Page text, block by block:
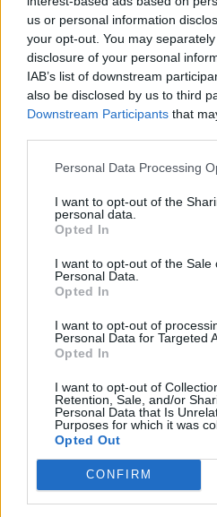
us or personal information
your opt-out. You may
disclosure of your personal
IAB’s list of downstream
also be disclosed by us to third
Downstream Participants that
Personal Data Processing
I want to opt-out of the
personal data.
Opted In
I want to opt-out of the Sale
Personal Data.
Opted In
I want to opt-out of
Personal Data for Targeted
Opted In
I want to opt-out of
Retention, Sale, and/or
Personal Data that Is
Purposes for which it was
Opted Out
CONFIRM
Henrique
Novo Bugatti Destrier
ainda não acabou
VIRGILIO MACHADO